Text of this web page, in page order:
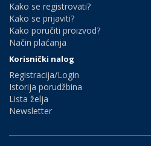
Kako se registrovati?
Kako se prijaviti?
Kako poručiti proizvod?
Način plaćanja
Korisnički nalog
Registracija/Login
Istorija porudžbina
Lista želja
Newsletter